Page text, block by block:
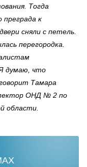
Тогда
преграда к
сняли с петель.
перегородка.
думаю, что
Тамара
ОНД № 2 по
области.